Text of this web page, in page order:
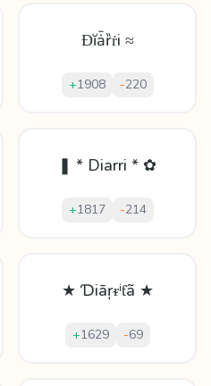
Ɖĭǡȑṙi ≈
+1908 -220
❚ * Diarri * ✿
+1817 -214
★ Ɗiāŗᵲⁱƭã ★
+1629 -69